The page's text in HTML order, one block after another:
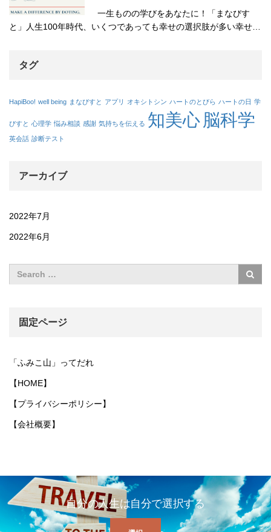
一生ものの学びをあなたに！「まなびす
と」人生100年時代、いくつであっても幸せの選択肢が多い幸せ…
タグ
HapiBoo! well being まなびすと アプリ オキシトシン ハートのとびら ハートの日 学
びすと 心理学 悩み相談 感謝 気持ちを伝える 知美心 脳科学
英会話 診断テスト
アーカイブ
2022年7月
2022年6月
固定ページ
「ふみこ山」ってだれ
【HOME】
【プライバシーポリシー】
【会社概要】
自分の人生は自分で選択する